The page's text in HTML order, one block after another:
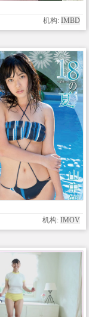
机构: IMBD
机构: IMOV